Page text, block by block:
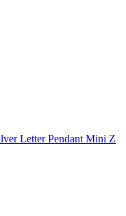
Letter Pendant Mini Z